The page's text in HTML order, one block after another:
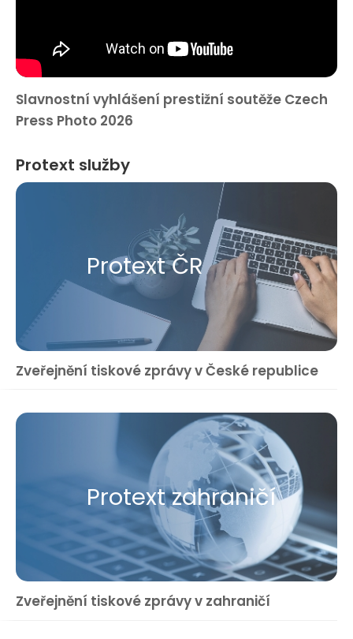
Slavnostní vyhlášení prestižní soutěže Czech
Press Photo 2026
Protext služby
Protext ČR
Zveřejnění tiskové zprávy v České republice
Protext zahraničí
Zveřejnění tiskové zprávy v zahraničí